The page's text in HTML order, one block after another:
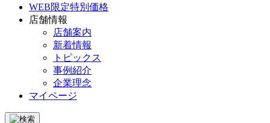
WEB限定特別価格
店舗情報
店舗案内
新着情報
トピックス
事例紹介
企業理念
マイページ